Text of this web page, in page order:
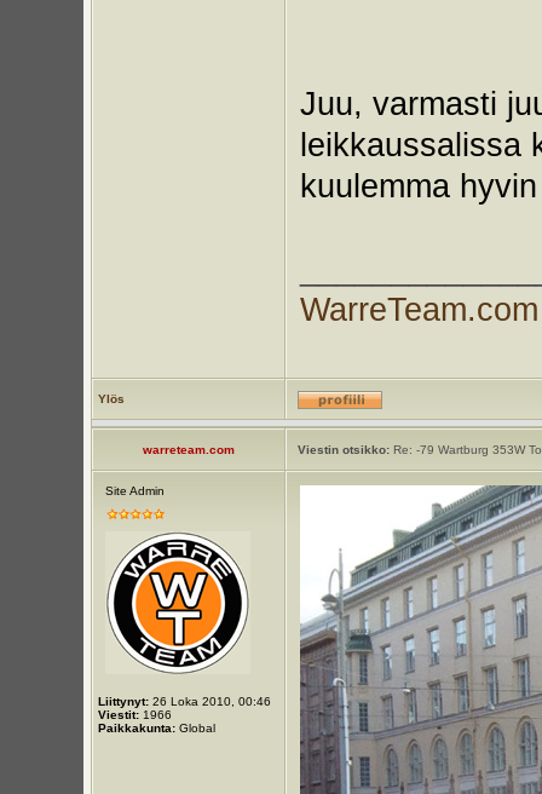
Juu, varmasti
leikkaussalissa
kuulemma
WarreTeam.com
Ylös
warreteam.com Viestin otsikko:Re: -79 Wartburg 353W
Site Admin
Liittynyt:26 Loka 2010, 00:46
Viestit:1966
Paikkakunta:Global